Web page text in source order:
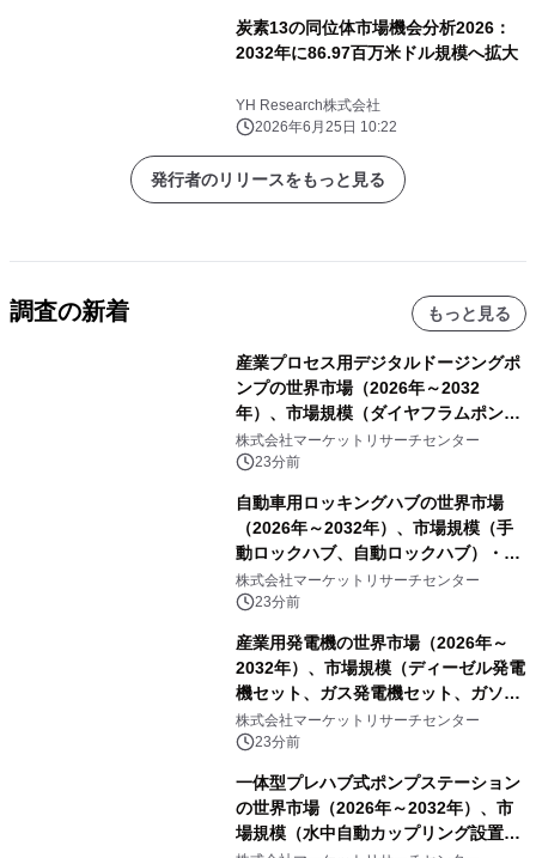
炭素13の同位体市場機会分析2026：
2032年に86.97百万米ドル規模へ拡大
YH Research株式会社
2026年6月25日 10:22
発行者のリリースをもっと見る
調査の新着 もっと見る
産業プロセス用デジタルドージングポ
ンプの世界市場（2026年～2032
年）、市場規模（ダイヤフラムポン
プ、ペリスタルティックポンプ、その
他）・分析レポートを発表
株式会社マーケットリサーチセンター
23分前
自動車用ロッキングハブの世界市場
（2026年～2032年）、市場規模（手
動ロックハブ、自動ロックハブ）・分
析レポートを発表
株式会社マーケットリサーチセンター
23分前
産業用発電機の世界市場（2026年～
2032年）、市場規模（ディーゼル発電
機セット、ガス発電機セット、ガソリ
ン発電機セット、風力タービン、太陽
光発電機セット、その他）・分析レポ
株式会社マーケットリサーチセンター
23分前
一体型プレハブ式ポンプステーション
の世界市場（2026年～2032年）、市
場規模（水中自動カップリング設置、